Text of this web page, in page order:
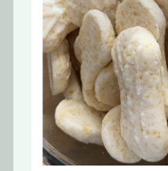
Pomerančové
sušenky s...
199Kč / Kg